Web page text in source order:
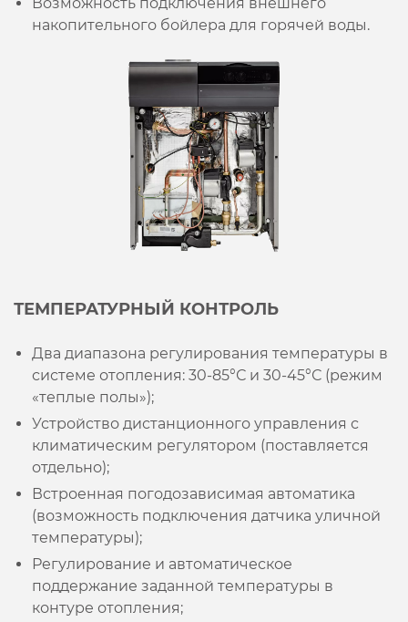
накопительного бойлера для горячей воды.
ТЕМПЕРАТУРНЫЙ КОНТРОЛЬ
Два диапазона регулирования температуры в
системе отопления: 30-85°С и 30-45°С (режим
«теплые полы»);
Устройство дистанционного управления с
климатическим регулятором (поставляется
отдельно);
Встроенная погодозависимая автоматика
(возможность подключения датчика уличной
температуры);
Регулирование и автоматическое
поддержание заданной температуры в
контуре отопления;